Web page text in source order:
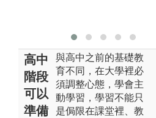
高中
階段
可以
準備
與高中之前的基礎教
育不同，在大學裡必
須調整心態，學會主
動學習，學習不能只
是侷限在課堂裡、教